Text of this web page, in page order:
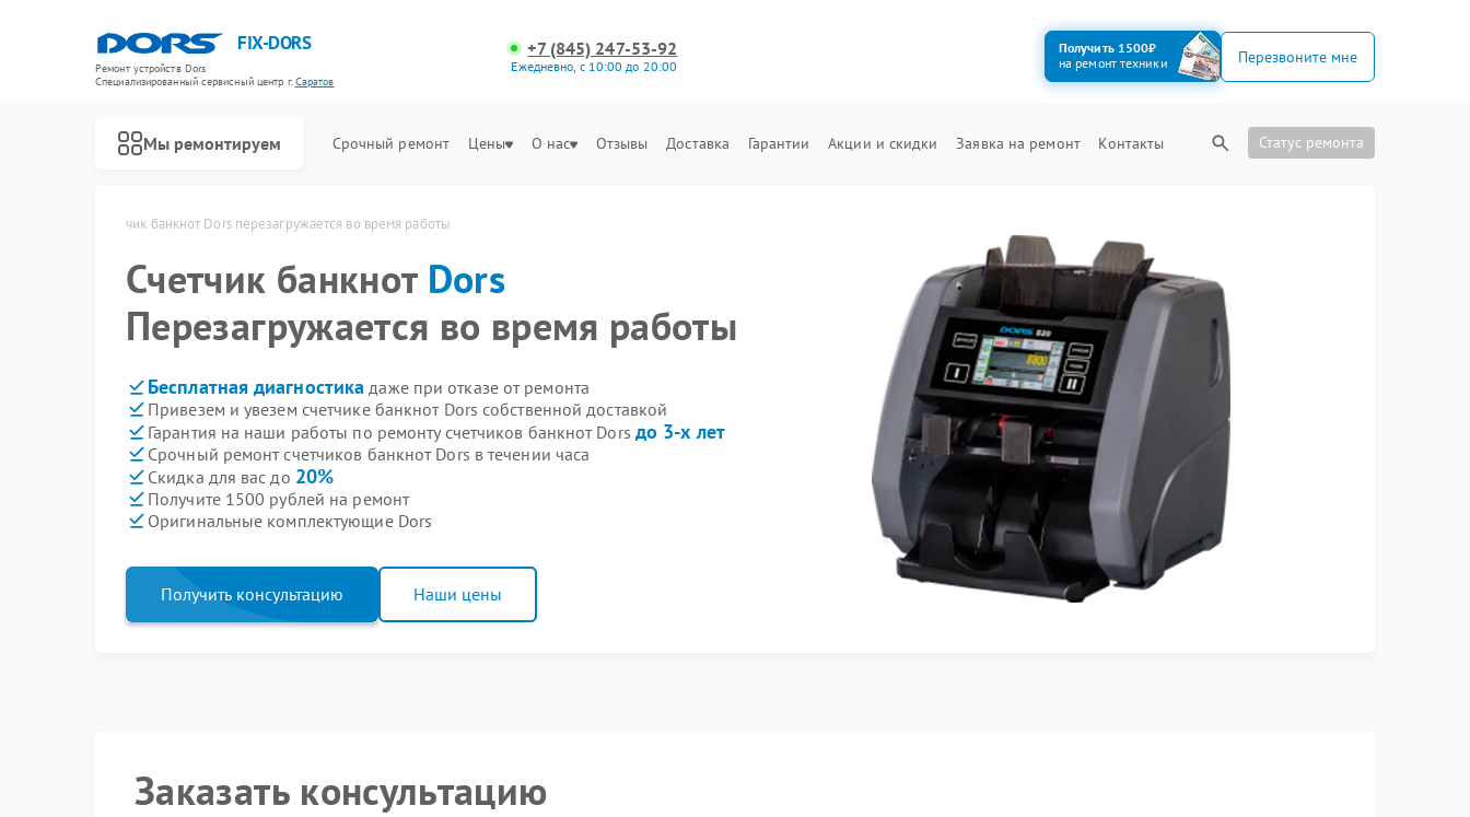
FIX-DORS
Ремонт устройств Dors
Специализированный cервисный центр г.Саратов
+7 (845) 247-53-92
Ежедневно, с 10:00 до 20:00
Получить 1500₽
на ремонт техники
Перезвоните мне
Мы ремонтируем Срочный ремонт Цены О нас Отзывы Доставка Гарантии Акции и скидки Заявка на ремонт Контакты Статус ремонта
Счетчик банкнот Dors перезагружается во время работы
Счетчик банкнот Dors
Перезагружается во время работы
Бесплатная диагностика даже при отказе от ремонта
Привезем и увезем счетчике банкнот Dors собственной доставкой
Гарантия на наши работы по ремонту счетчиков банкнот Dors до 3-х лет
Срочный ремонт счетчиков банкнот Dors в течении часа
Скидка для вас до 20%
Получите 1500 рублей на ремонт
Оригинальные комплектующие Dors
Получить консультацию Наши цены
Заказать консультацию